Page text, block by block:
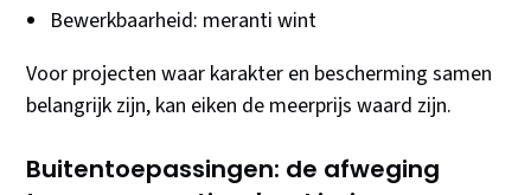
Bewerkbaarheid: meranti wint
Voor projecten waar karakter en bescherming samen
belangrijk zijn, kan eiken de meerprijs waard zijn.
Buitentoepassingen: de afweging